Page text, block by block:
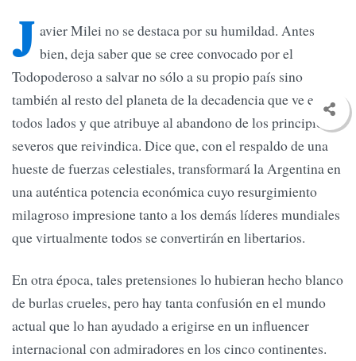
J avier Milei no se destaca por su humildad. Antes
bien, deja saber que se cree convocado por el
Todopoderoso a salvar no sólo a su propio país sino
también al resto del planeta de la decadencia que ve en
todos lados y que atribuye al abandono de los principios
severos que reivindica. Dice que, con el respaldo de una
hueste de fuerzas celestiales, transformará la Argentina en
una auténtica potencia económica cuyo resurgimiento
milagroso impresione tanto a los demás líderes mundiales
que virtualmente todos se convertirán en libertarios.
En otra época, tales pretensiones lo hubieran hecho blanco
de burlas crueles, pero hay tanta confusión en el mundo
actual que lo han ayudado a erigirse en un influencer
internacional con admiradores en los cinco continentes.